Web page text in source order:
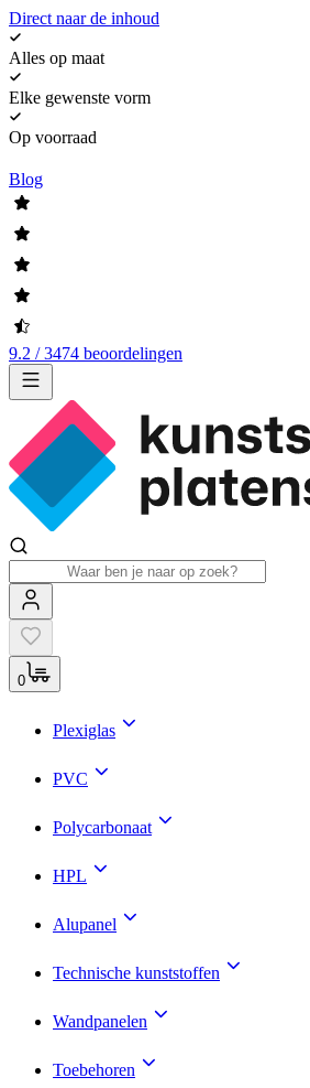
Direct naar de inhoud
Alles op maat
Elke gewenste vorm
Op voorraad
Blog
9.2 / 3474 beoordelingen
0
Plexiglas
PVC
Polycarbonaat
HPL
Alupanel
Technische kunststoffen
Wandpanelen
Toebehoren